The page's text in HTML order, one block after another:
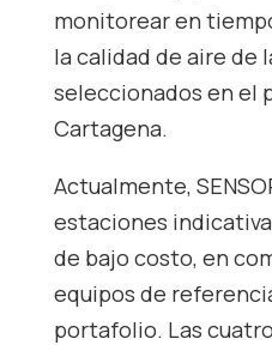
monitorear en
la calidad de aire de
seleccionados en el
Cartagena.
Actualmente,
estaciones
de bajo costo, en
equipos de
portafolio. Las